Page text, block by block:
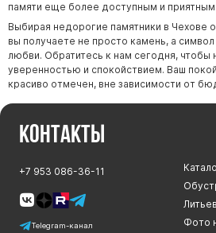
памяти еще более доступным и приятным.
Выбирая недорогие памятники в Чехове
вы получаете не просто камень, а
любви. Обратитесь к нам сегодня, чтобы
уверенностью и спокойствием. Ваш
красиво отмечен, вне зависимости от
Контакты
+7 953 086-36-11
Telegram-канал
Фото